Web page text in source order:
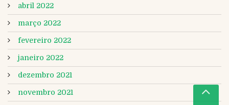
abril 2022
março 2022
fevereiro 2022
janeiro 2022
dezembro 2021
novembro 2021